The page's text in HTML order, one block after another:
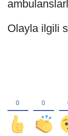
Olayla ilgili